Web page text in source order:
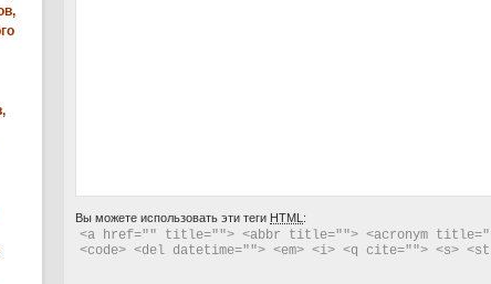
Вы можете использовать эти теги HTML :
<a href="" title=""> <abbr title=""> <acronym
<code> <del datetime=""> <em> <i> <q cite=""> <s>